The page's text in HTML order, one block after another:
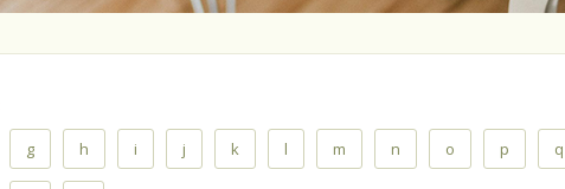
g h i j k l m n o p q